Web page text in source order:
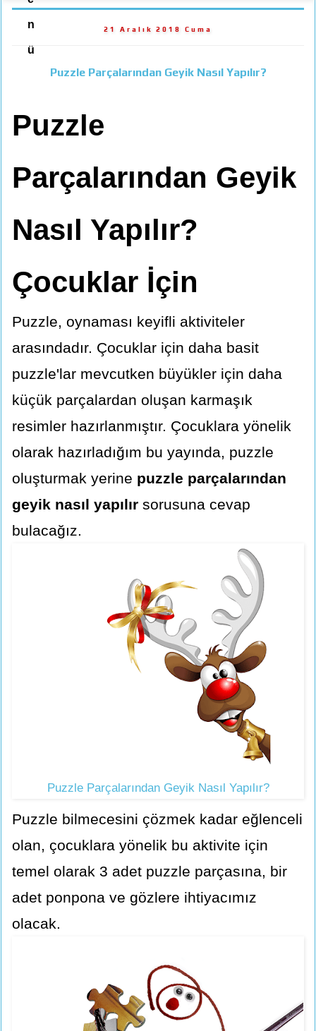
n
ü
21 Aralık 2018 Cuma
Puzzle Parçalarından Geyik Nasıl Yapılır?
Puzzle
Parçalarından Geyik
Nasıl Yapılır?
Çocuklar İçin
Puzzle, oynaması keyifli aktiviteler
arasındadır. Çocuklar için daha basit
puzzle'lar mevcutken büyükler için daha
küçük parçalardan oluşan karmaşık
resimler hazırlanmıştır. Çocuklara yönelik
olarak hazırladığım bu yayında, puzzle
oluşturmak yerine puzzle parçalarından
geyik nasıl yapılır sorusuna cevap
bulacağız.
Puzzle Parçalarından Geyik Nasıl Yapılır?
Puzzle bilmecesini çözmek kadar eğlenceli
olan, çocuklara yönelik bu aktivite için
temel olarak 3 adet puzzle parçasına, bir
adet ponpona ve gözlere ihtiyacımız
olacak.